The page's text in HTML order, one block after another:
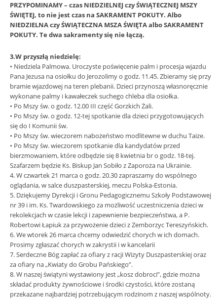
PRZYPOMINAMY – czas NIEDZIELNEJ czy ŚWIĄTECZNEJ MSZY
ŚWIĘTEJ, to nie jest czas na SAKRAMENT POKUTY. Albo
NIEDZIELNA czy ŚWIĄTECZNA MSZA ŚWIĘTA albo SAKRAMENT
POKUTY. Te dwa sakramenty się nie łączą.
3.W przyszłą niedzielę:
• Niedziela Palmowa. Uroczyste poświęcenie palm i procesja wjazdu
Pana Jezusa na osiołku do Jerozolimy o godz. 11.45. Zbieramy się przy
bramie wjazdowej na teren plebanii. Dzieci przynoszą własnoręcznie
wykonane palmy i kawałeczek suchego chleba dla osiołka.
• Po Mszy św. o godz. 12.00 III część Gorzkich Żali.
• Po Mszy św. o godz. 12-tej spotkanie dla dzieci przygotowujących
się do I Komunii św.
• Po Mszy św. wieczorem nabożeństwo modlitewne w duchu Taize.
• Po Mszy św. wieczorem spotkanie dla kandydatów przed
bierzmowaniem, które odbędzie się 8 kwietnia br o godz. 18-tej.
Szafarzem będzie Ks. Biskup Jan Sobiło z Zaporoża na Ukrainie.
4. W czwartek 21 marca o godz. 20.30 zapraszamy do wspólnego
oglądania, w salce duszpasterskiej, meczu Polska-Estonia.
5. Dziękujemy Dyrekcji i Gronu Pedagogicznemu Szkoły Podstawowej
nr 39 i im. Ks. Twardowskiego za możliwość uczestniczenia dzieci w
rekolekcjach w czasie lekcji i zapewnienie bezpieczeństwa, a P.
Robertowi Łapiuk za przywożenie dzieci z Zemborzyc Tereszyńskich.
6. We wtorek 26 marca chcemy odwiedzić chorych w ich domach.
Prosimy zgłaszać chorych w zakrystii i w kancelarii
7. Serdeczne Bóg zapłać za ofiary z racji Wizyty Duszpasterskiej oraz
za ofiary na „Kwiaty do Grobu Pańskiego”.
8. W naszej świątyni wystawiony jest „kosz dobroci”, gdzie można
składać produkty żywnościowe i środki czystości, które zostaną
przekazane najbardziej potrzebującym rodzinom z naszej wspólnoty.